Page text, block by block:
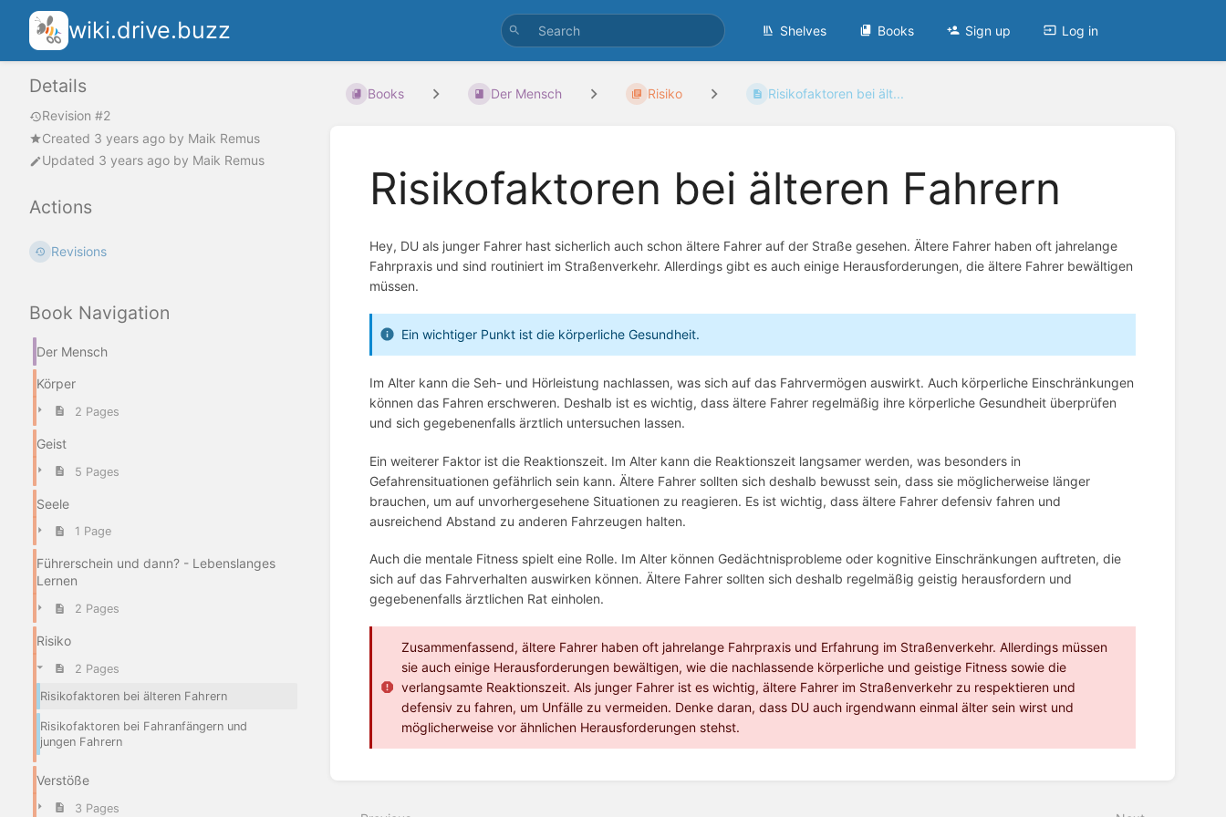
wiki.drive.buzz Shelves Books Sign up Log in
Details
Revision #2
Created 3 years ago by Maik Remus
Updated 3 years ago by Maik Remus
Actions
Revisions
Book Navigation
Der Mensch
Körper
2 Pages
Geist
5 Pages
Seele
1 Page
Führerschein und dann? - Lebenslanges
Lernen
2 Pages
Risiko
2 Pages
Risikofaktoren bei älteren Fahrern
Risikofaktoren bei Fahranfängern und
jungen Fahrern
Verstöße
3 Pages
Books Der Mensch Risiko Risikofaktoren bei ält...
Risikofaktoren bei älteren Fahrern
Hey, DU als junger Fahrer hast sicherlich auch schon ältere Fahrer auf der Straße gesehen. Ältere Fahrer haben oft jahrelange
Fahrpraxis und sind routiniert im Straßenverkehr. Allerdings gibt es auch einige Herausforderungen, die ältere Fahrer bewältigen
müssen.
Ein wichtiger Punkt ist die körperliche Gesundheit.
Im Alter kann die Seh- und Hörleistung nachlassen, was sich auf das Fahrvermögen auswirkt. Auch körperliche Einschränkungen
können das Fahren erschweren. Deshalb ist es wichtig, dass ältere Fahrer regelmäßig ihre körperliche Gesundheit überprüfen
und sich gegebenenfalls ärztlich untersuchen lassen.
Ein weiterer Faktor ist die Reaktionszeit. Im Alter kann die Reaktionszeit langsamer werden, was besonders in
Gefahrensituationen gefährlich sein kann. Ältere Fahrer sollten sich deshalb bewusst sein, dass sie möglicherweise länger
brauchen, um auf unvorhergesehene Situationen zu reagieren. Es ist wichtig, dass ältere Fahrer defensiv fahren und
ausreichend Abstand zu anderen Fahrzeugen halten.
Auch die mentale Fitness spielt eine Rolle. Im Alter können Gedächtnisprobleme oder kognitive Einschränkungen auftreten, die
sich auf das Fahrverhalten auswirken können. Ältere Fahrer sollten sich deshalb regelmäßig geistig herausfordern und
gegebenenfalls ärztlichen Rat einholen.
Zusammenfassend, ältere Fahrer haben oft jahrelange Fahrpraxis und Erfahrung im Straßenverkehr. Allerdings müssen
sie auch einige Herausforderungen bewältigen, wie die nachlassende körperliche und geistige Fitness sowie die
verlangsamte Reaktionszeit. Als junger Fahrer ist es wichtig, ältere Fahrer im Straßenverkehr zu respektieren und
defensiv zu fahren, um Unfälle zu vermeiden. Denke daran, dass DU auch irgendwann einmal älter sein wirst und
möglicherweise vor ähnlichen Herausforderungen stehst.